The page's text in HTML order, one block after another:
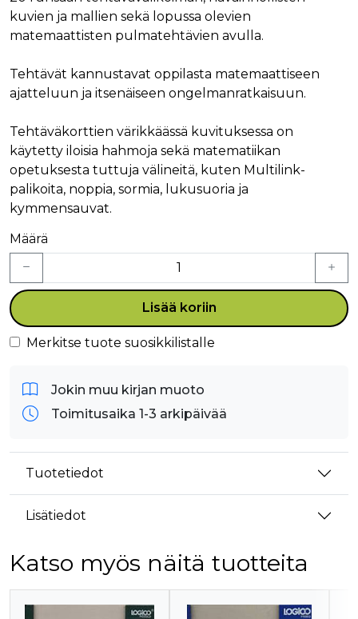
kuvien ja mallien sekä lopussa olevien
matemaattisten pulmatehtävien avulla.
Tehtävät kannustavat oppilasta matemaattiseen
ajatteluun ja itsenäiseen ongelmanratkaisuun.
Tehtäväkorttien värikkäässä kuvituksessa on
käytetty iloisia hahmoja sekä matematiikan
opetuksesta tuttuja välineitä, kuten Multilink-
palikoita, noppia, sormia, lukusuoria ja
kymmensauvat.
Määrä
Lisää koriin
Merkitse tuote suosikkilistalle
Jokin muu kirjan muoto
Toimitusaika 1-3 arkipäivää
Tuotetiedot
Lisätiedot
Katso myös näitä tuotteita
Tuoteluettelon alku